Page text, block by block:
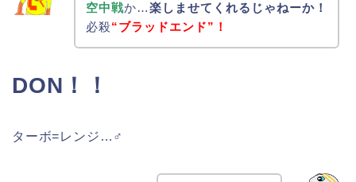
空中戦か…楽しませてくれるじゃねーか！
必殺“ブラッドエンド”！
DON！！
ターボ=レンジ…♂